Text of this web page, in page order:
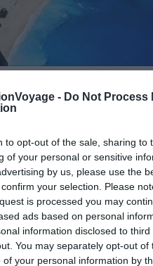
- Do Not Process
to opt-out of the sale, sharing to
of your personal or sensitive
by us, please use the
your selection. Please
is processed you may
ads based on personal
information disclosed to
You may separately opt-out of
of your personal information by
Flickr – imagea.org
la plage de Navagio
du naufrage) attire des
année. En plus de ses
son eau bleu clair, elle est
de BASE jumping.